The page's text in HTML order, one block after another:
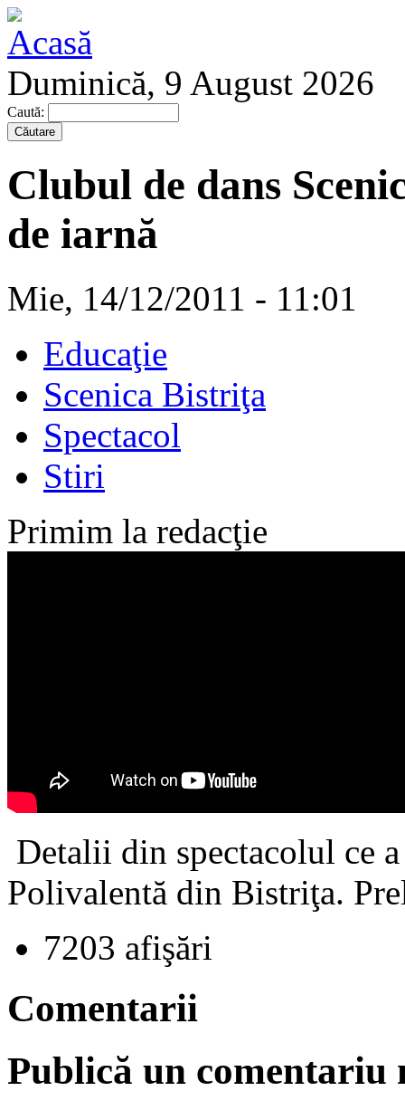
Duminică, 9 August 2026
Caută:
Clubul de dans
de iarnă
Mie, 14/12/2011 - 11:01
Educaţie
Scenica Bistriţa
Spectacol
Stiri
Primim la redacţie
Detalii din spectacolul ce
Polivalentă din Bistriţa.
7203 afişări
Comentarii
Publică un comentariu